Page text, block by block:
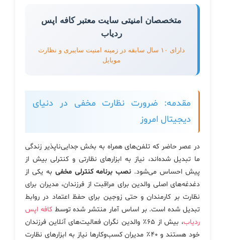
متخصصان امنیتی سایت معتبر کافه اپس
ردیاب
دارای ۱۰ سال سابقه در زمینه امنیت سایبری و نظارت
موبایل
مقدمه: ضرورت نظارت مخفی در دنیای
دیجیتال امروز
در عصر حاضر که تلفن‌های همراه به بخش جدایی‌ناپذیر زندگی
ما تبدیل شده‌اند، نیاز به ابزارهای نظارتی و کنترلی بیش از
پیش احساس می‌شود. نصب برنامه کنترلی مخفی به یکی از
دغدغه‌های اصلی والدین برای مراقبت از فرزندان، مدیران برای
نظارت بر کارمندان و حتی زوجین برای حفظ اعتماد در روابط
تبدیل شده است. بر اساس آمار منتشر شده توسطکافه اپس
ردیاب
، بیش از ۶۵٪ والدین نگران فعالیت‌های آنلاین فرزندان
خود هستند و ۴۰٪ مدیران کسب‌وکارها نیاز به ابزارهای نظارت